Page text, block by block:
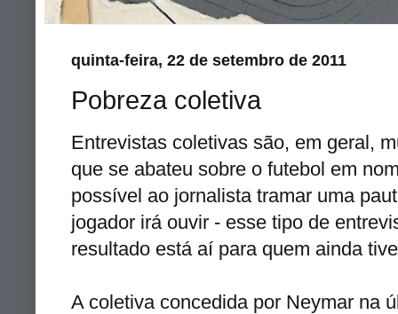
quinta-feira, 22 de setembro de 2011
Pobreza coletiva
Entrevistas coletivas são, em geral,
que se abateu sobre o futebol em
possível ao jornalista tramar uma
jogador irá ouvir - esse tipo de
resultado está aí para quem ainda
A coletiva concedida por Neymar na